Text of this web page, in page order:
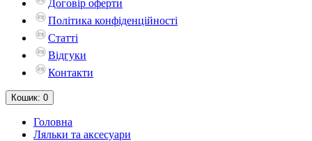
Договір оферти
Політика конфіденційності
Статті
Відгуки
Контакти
Кошик: 0
Головна
Ляльки та аксесуари